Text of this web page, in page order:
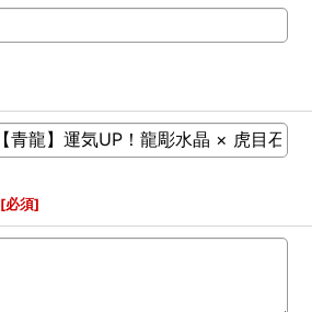
[必須]